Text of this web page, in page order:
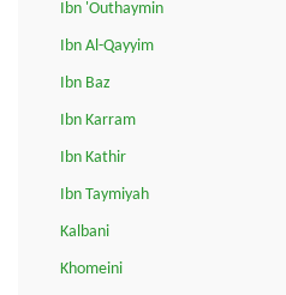
Ibn 'Outhaymin
Ibn Al-Qayyim
Ibn Baz
Ibn Karram
Ibn Kathir
Ibn Taymiyah
Kalbani
Khomeini